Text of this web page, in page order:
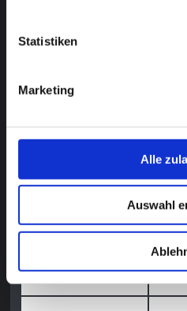
Statistiken
Marketing
Alle
Auswahl